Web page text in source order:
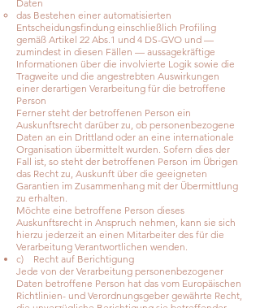
Daten
das Bestehen einer automatisierten
Entscheidungsfindung einschließlich Profiling
gemäß Artikel 22 Abs.1 und 4 DS-GVO und —
zumindest in diesen Fällen — aussagekräftige
Informationen über die involvierte Logik sowie die
Tragweite und die angestrebten Auswirkungen
einer derartigen Verarbeitung für die betroffene
Person
Ferner steht der betroffenen Person ein
Auskunftsrecht darüber zu, ob personenbezogene
Daten an ein Drittland oder an eine internationale
Organisation übermittelt wurden. Sofern dies der
Fall ist, so steht der betroffenen Person im Übrigen
das Recht zu, Auskunft über die geeigneten
Garantien im Zusammenhang mit der Übermittlung
zu erhalten.
Möchte eine betroffene Person dieses
Auskunftsrecht in Anspruch nehmen, kann sie sich
hierzu jederzeit an einen Mitarbeiter des für die
Verarbeitung Verantwortlichen wenden.
c) Recht auf Berichtigung
Jede von der Verarbeitung personenbezogener
Daten betroffene Person hat das vom Europäischen
Richtlinien- und Verordnungsgeber gewährte Recht,